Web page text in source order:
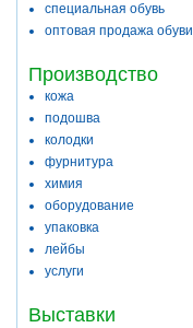
специальная обувь
оптовая продажа обуви
Производство
кожа
подошва
колодки
фурнитура
химия
оборудование
упаковка
лейбы
услуги
Выставки